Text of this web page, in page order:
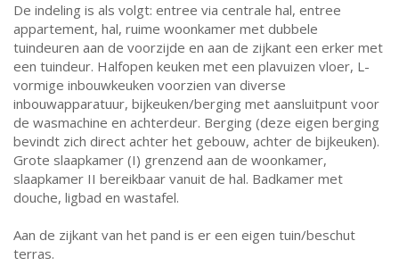
De indeling is als volgt: entree via centrale hal, entree
appartement, hal, ruime woonkamer met dubbele
tuindeuren aan de voorzijde en aan de zijkant een erker met
een tuindeur. Halfopen keuken met een plavuizen vloer, L-
vormige inbouwkeuken voorzien van diverse
inbouwapparatuur, bijkeuken/berging met aansluitpunt voor
de wasmachine en achterdeur. Berging (deze eigen berging
bevindt zich direct achter het gebouw, achter de bijkeuken).
Grote slaapkamer (I) grenzend aan de woonkamer,
slaapkamer II bereikbaar vanuit de hal. Badkamer met
douche, ligbad en wastafel.
Aan de zijkant van het pand is er een eigen tuin/beschut
terras.